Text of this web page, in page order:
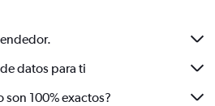
datos para ti
son 100% exactos?